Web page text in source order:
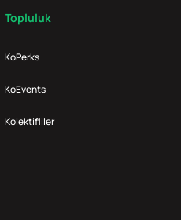
Topluluk
KoPerks
KoEvents
Kolektifliler